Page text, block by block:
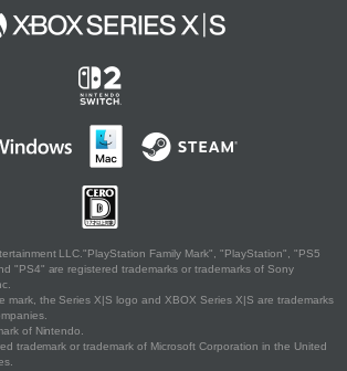
LLC."PlayStation Family Mark", "PlayStation", "PS5
"PS4" are registered trademarks or trademarks of Sony
mark, the Series X|S logo and XBOX Series X|S are trademarks
of Nintendo.
trademark or trademark of Microsoft Corporation in the United